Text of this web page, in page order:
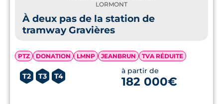
LORMONT
À deux pas de la station de
tramway Gravières
PTZ DONATION LMNP JEANBRUN TVA RÉDUITE
T2 T3 T4
à partir de
182 000€